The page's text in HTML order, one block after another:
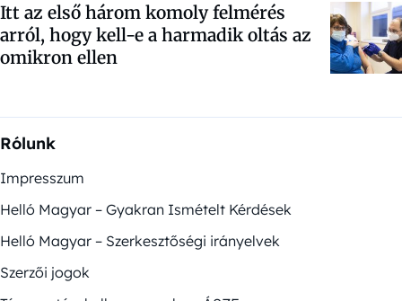
Itt az első három komoly felmérés
arról, hogy kell-e a harmadik oltás az
omikron ellen
Rólunk
Impresszum
Helló Magyar – Gyakran Ismételt Kérdések
Helló Magyar – Szerkesztőségi irányelvek
Szerzői jogok